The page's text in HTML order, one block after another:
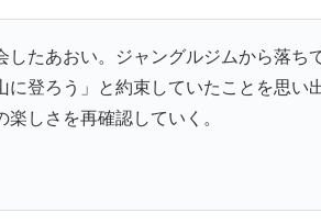
たあおい。ジャングルジムから落ち
に登ろう」と約束していたことを思い
しさを再確認していく。